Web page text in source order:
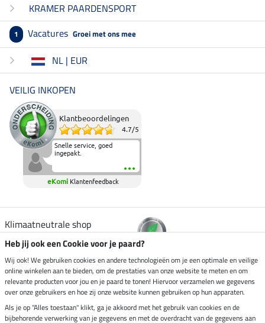
KRAMER PAARDENSPORT
1 Vacatures Groei met ons mee
NL | EUR
VEILIG INKOPEN
Klantbeoordelingen
4.7/5
Snelle service, goed
ingepakt.
eKomi Klantenfeedback
Klimaatneutrale shop
Verzending per
Veilig betalen met
Heb jij ook een Cookie voor je paard?
Wij ook! We gebruiken cookies en andere technologieën om je een optimale en veilige
online winkelen aan te bieden, om de prestaties van onze website te meten en om
relevante producten voor jou en je paard te tonen! Hiervoor verzamelen we gegevens
over onze gebruikers en hoe zij onze website kunnen gebruiken op hun apparaten.
Als je op "Alles toestaan" klikt, ga je akkoord met het gebruik van cookies en de
bijbehorende verwerking van je gegevens en met de overdracht van de gegevens aan